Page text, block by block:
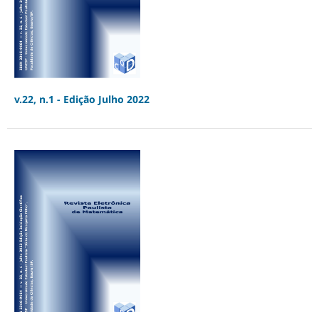
v.22, n.1 - Edição Julho 2022